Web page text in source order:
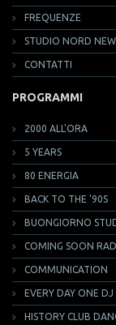
FREQUENZE
STUDIO NORD
CONTATTI
PROGRAMMI
2000 ALL'ORA
5 YEARS
80 ENERGIA
BACK TO THE '90S
BUONGIORNO
COMING SOON
COMMUNICATION
EVERY DAY ONE DJ
HISTORY CLUB